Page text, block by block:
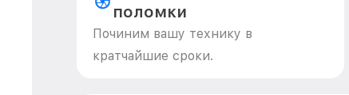
поломки
Починим вашу технику в
кратчайшие сроки.